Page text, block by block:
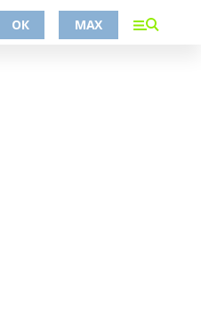
ОК MAX